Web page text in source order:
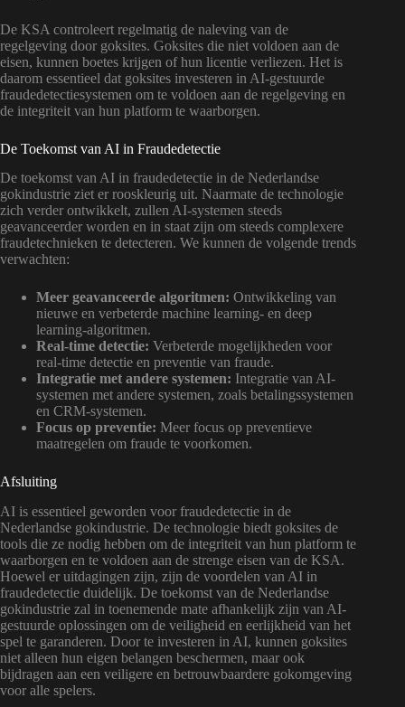
De KSA controleert regelmatig de naleving van de
regelgeving door goksites. Goksites die niet voldoen aan de
eisen, kunnen boetes krijgen of hun licentie verliezen. Het is
daarom essentieel dat goksites investeren in AI-gestuurde
fraudedetectiesystemen om te voldoen aan de regelgeving en
de integriteit van hun platform te waarborgen.
De Toekomst van AI in Fraudedetectie
De toekomst van AI in fraudedetectie in de Nederlandse
gokindustrie ziet er rooskleurig uit. Naarmate de technologie
zich verder ontwikkelt, zullen AI-systemen steeds
geavanceerder worden en in staat zijn om steeds complexere
fraudetechnieken te detecteren. We kunnen de volgende trends
verwachten:
Meer geavanceerde algoritmen: Ontwikkeling van
nieuwe en verbeterde machine learning- en deep
learning-algoritmen.
Real-time detectie: Verbeterde mogelijkheden voor
real-time detectie en preventie van fraude.
Integratie met andere systemen: Integratie van AI-
systemen met andere systemen, zoals betalingssystemen
en CRM-systemen.
Focus op preventie: Meer focus op preventieve
maatregelen om fraude te voorkomen.
Afsluiting
AI is essentieel geworden voor fraudedetectie in de
Nederlandse gokindustrie. De technologie biedt goksites de
tools die ze nodig hebben om de integriteit van hun platform te
waarborgen en te voldoen aan de strenge eisen van de KSA.
Hoewel er uitdagingen zijn, zijn de voordelen van AI in
fraudedetectie duidelijk. De toekomst van de Nederlandse
gokindustrie zal in toenemende mate afhankelijk zijn van AI-
gestuurde oplossingen om de veiligheid en eerlijkheid van het
spel te garanderen. Door te investeren in AI, kunnen goksites
niet alleen hun eigen belangen beschermen, maar ook
bijdragen aan een veiligere en betrouwbaardere gokomgeving
voor alle spelers.